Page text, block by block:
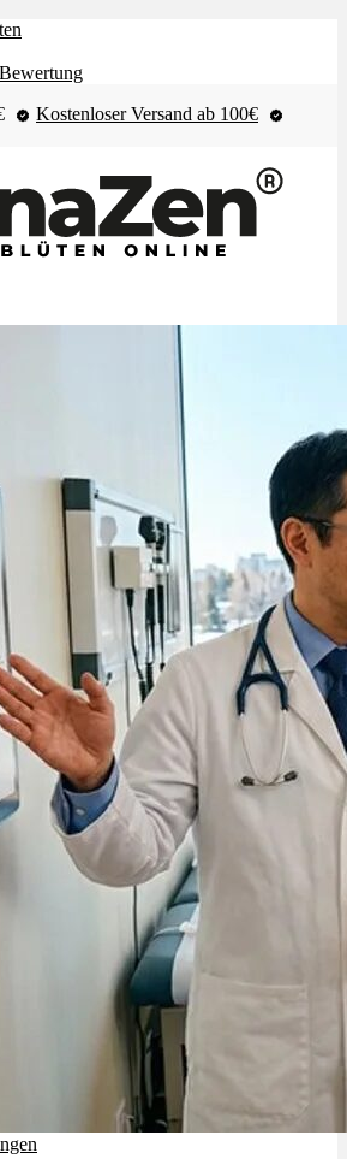
Bewertung
Kostenloser Versand ab 100€